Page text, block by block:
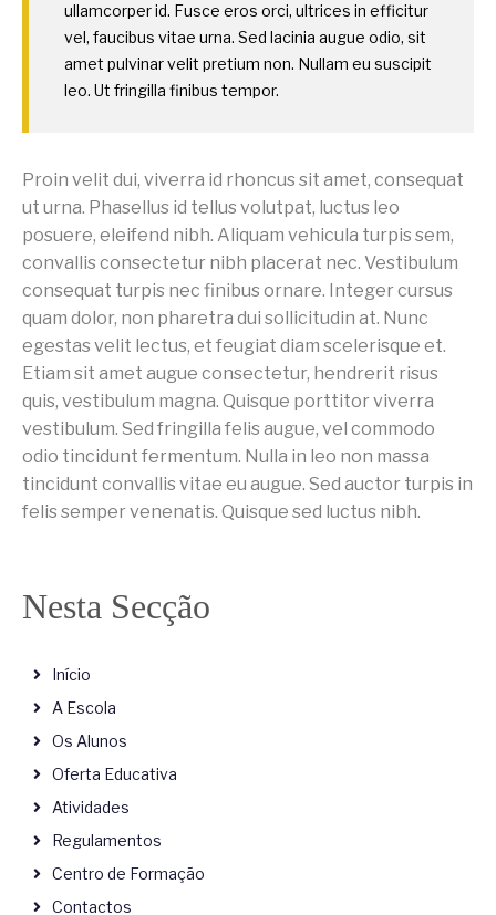
ullamcorper id. Fusce eros orci, ultrices in efficitur
vel, faucibus vitae urna. Sed lacinia augue odio, sit
amet pulvinar velit pretium non. Nullam eu suscipit
leo. Ut fringilla finibus tempor.
Proin velit dui, viverra id rhoncus sit amet, consequat
ut urna. Phasellus id tellus volutpat, luctus leo
posuere, eleifend nibh. Aliquam vehicula turpis sem,
convallis consectetur nibh placerat nec. Vestibulum
consequat turpis nec finibus ornare. Integer cursus
quam dolor, non pharetra dui sollicitudin at. Nunc
egestas velit lectus, et feugiat diam scelerisque et.
Etiam sit amet augue consectetur, hendrerit risus
quis, vestibulum magna. Quisque porttitor viverra
vestibulum. Sed fringilla felis augue, vel commodo
odio tincidunt fermentum. Nulla in leo non massa
tincidunt convallis vitae eu augue. Sed auctor turpis in
felis semper venenatis. Quisque sed luctus nibh.
Nesta Secção
Início
A Escola
Os Alunos
Oferta Educativa
Atividades
Regulamentos
Centro de Formação
Contactos